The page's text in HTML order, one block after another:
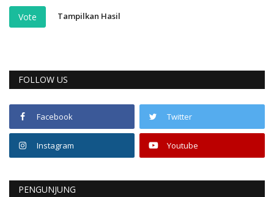
Vote Tampilkan Hasil
FOLLOW US
Facebook Twitter
Instagram Youtube
PENGUNJUNG